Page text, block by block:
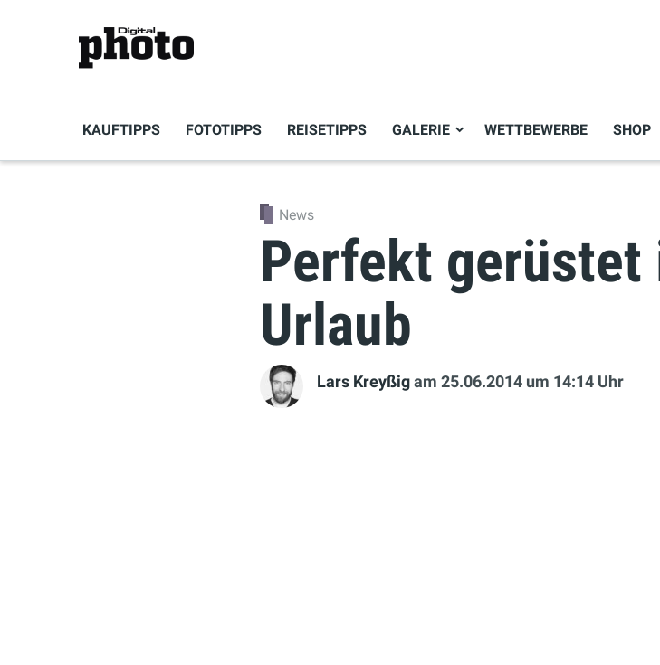
KAUFTIPPS FOTOTIPPS REISETIPPS GALERIE WETTBEWERBE SHOP
News
Perfekt gerüstet
Urlaub
Lars Kreyßig am 25.06.2014 um 14:14 Uhr